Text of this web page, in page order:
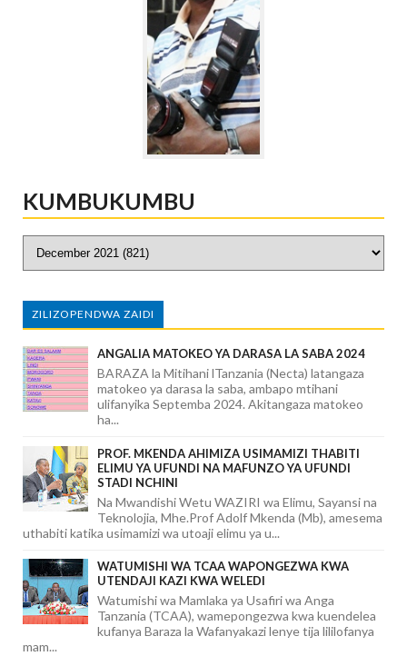
KUMBUKUMBU
ZILIZOPENDWA ZAIDI
ANGALIA MATOKEO YA DARASA LA SABA 2024
BARAZA la Mitihani lTanzania (Necta) latangaza
matokeo ya darasa la saba, ambapo mtihani
ulifanyika Septemba 2024. Akitangaza matokeo
ha...
PROF. MKENDA AHIMIZA USIMAMIZI THABITI
ELIMU YA UFUNDI NA MAFUNZO YA UFUNDI
STADI NCHINI
Na Mwandishi Wetu WAZIRI wa Elimu, Sayansi na
Teknolojia, Mhe.Prof Adolf Mkenda (Mb), amesema
uthabiti katika usimamizi wa utoaji elimu ya u...
WATUMISHI WA TCAA WAPONGEZWA KWA
UTENDAJI KAZI KWA WELEDI
Watumishi wa Mamlaka ya Usafiri wa Anga
Tanzania (TCAA), wamepongezwa kwa kuendelea
kufanya Baraza la Wafanyakazi lenye tija lililofanya
mam...